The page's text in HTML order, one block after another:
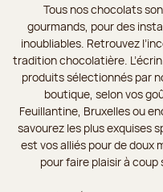
Tous nos chocolats
gourmands, pour des
inoubliables. Retrouvez
tradition chocolatière.
produits sélectionnés par
boutique, selon vos
Feuillantine, Bruxelles ou
savourez les plus exquises
est vos alliés pour de doux
pour faire plaisir à